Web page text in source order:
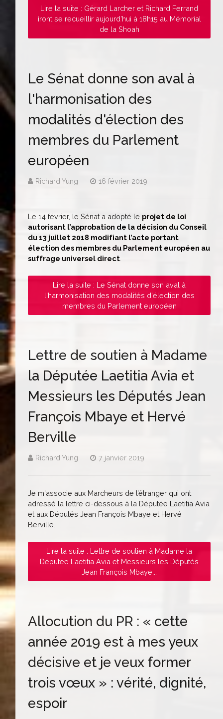
Lire la suite : Gérard Larcher et Richard Ferrand
iront se recueillir aujourd’hui à 18h15 au Mémorial
de la Shoah
Le Sénat donne son aval à
l'harmonisation des
modalités d'élection des
membres du Parlement
européen
Richard Yung 16 février 2019
Le 14 février, le Sénat a adopté le projet de loi
autorisant l’approbation de la décision du Conseil
du 13 juillet 2018 modifiant l’acte portant
élection des membres du Parlement européen au
suffrage universel direct
Lire la suite : Le Sénat donne son aval à
l'harmonisation des modalités d'élection des
membres du Parlement européen
Lettre de soutien à Madame
la Députée Laetitia Avia et
Messieurs les Députés Jean
François Mbaye et Hervé
Berville
Richard Yung 7 janvier 2019
Je m'associe aux Marcheurs de l’étranger qui ont
adressé la lettre ci-dessous à la Députée Laetitia Avia
et aux Députés Jean François Mbaye et Hervé
Berville.
Lire la suite : Lettre de soutien à Madame la
Députée Laetitia Avia et Messieurs les Députés
Jean François Mbaye...
Allocution du PR : « cette
année 2019 est à mes yeux
décisive et je veux former
trois vœux » : vérité, dignité,
espoir